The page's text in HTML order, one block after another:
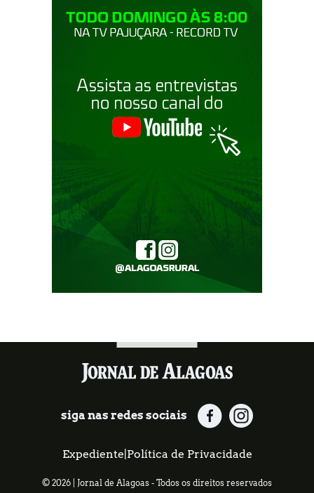
siga nas redes sociais
Expediente Política de Privacidade
© 2026 | Jornal de Alagoas - Todos os direitos reservados